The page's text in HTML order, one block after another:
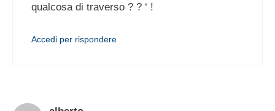
qualcosa di traverso ? ? ‘ !
Accedi per rispondere